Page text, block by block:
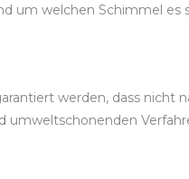
um welchen Schimmel es
werden, dass nicht